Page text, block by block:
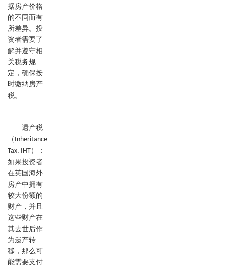
据房产价格
的不同而有
所差异。投
资者需要了
解并遵守相
关税务规
定，确保按
时缴纳房产
税。
遗产税
（ Inheritance
Tax, IHT）：
如果投资者
在英国海外
房产中拥有
较大份额的
财产，并且
这些财产在
其去世后作
为遗产转
移，那么可
能需要支付